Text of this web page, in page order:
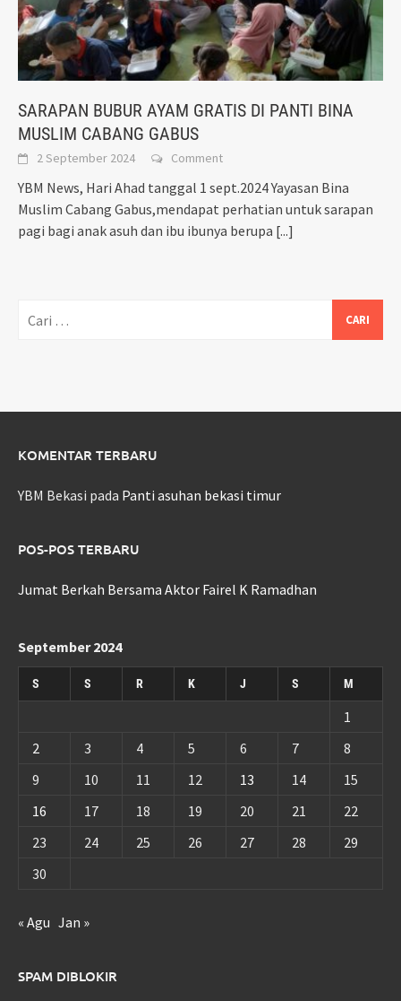
SARAPAN BUBUR AYAM GRATIS DI PANTI BINA
MUSLIM CABANG GABUS
2 September 2024 Comment
YBM News, Hari Ahad tanggal 1 sept.2024 Yayasan Bina
Muslim Cabang Gabus,mendapat perhatian untuk sarapan
pagi bagi anak asuh dan ibu ibunya berupa [...]
untuk:
KOMENTAR TERBARU
YBM Bekasi pada Panti asuhan bekasi timur
POS-POS TERBARU
Jumat Berkah Bersama Aktor Fairel K Ramadhan
September 2024
S S R K J S M
1
2
3 4 5 6 7
8
9
10 11 12 13 14
15
16
17 18 19 20 21
22
23
24 25 26 27 28
29
30
« Agu Jan »
SPAM DIBLOKIR